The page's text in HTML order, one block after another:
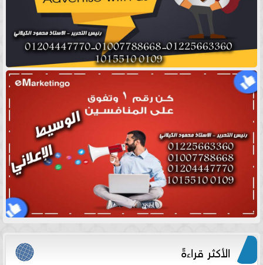
الأكثر قراءةً